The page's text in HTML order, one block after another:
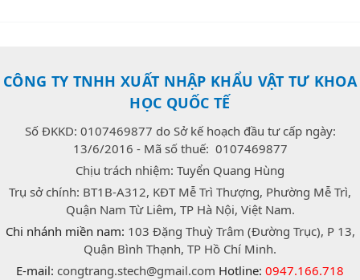
CÔNG TY TNHH XUẤT NHẬP KHẨU VẬT TƯ KHOA
HỌC QUỐC TẾ
Số ĐKKD: 0107469877 do Sở kế hoạch đầu tư cấp ngày:
13/6/2016 - Mã số thuế: 0107469877
Chịu trách nhiệm: Tuyển Quang Hùng
Trụ sở chính: BT1B-A312, KĐT Mễ Trì Thượng, Phường Mễ Trì,
Quận Nam Từ Liêm, TP Hà Nội, Việt Nam.
Chi nhánh miền nam: 103 Đặng Thuỳ Trâm (Đường Trục), P 13,
Quận Bình Thạnh, TP Hồ Chí Minh.
E-mail: congtrang.stech@gmail.com Hotline: 0947.166.718